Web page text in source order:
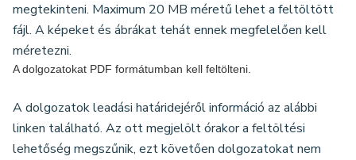
megtekinteni. Maximum 20 MB méretű lehet a feltöltött
fájl. A képeket és ábrákat tehát ennek megfelelően kell
méretezni.
A dolgozatokat PDF formátumban kell feltölteni.
A dolgozatok leadási határidejéről információ az alábbi
linken található. Az ott megjelölt órakor a feltöltési
lehetőség megszűnik, ezt követően dolgozatokat nem